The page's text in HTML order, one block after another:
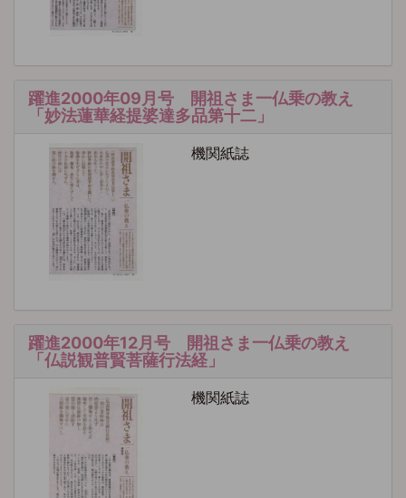
躍進2000年09月号 開祖さま一仏乗の教え
「妙法蓮華経提婆達多品第十二」
機関紙誌
躍進2000年12月号 開祖さま一仏乗の教え
「仏説観普賢菩薩行法経」
機関紙誌